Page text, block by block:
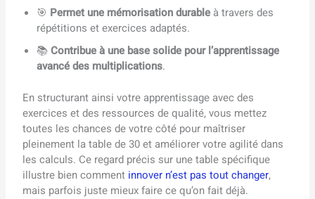
🎯 Permet une mémorisation durable à travers des
répétitions et exercices adaptés.
📚Contribue à une base solide pour l’apprentissage
avancé des multiplications.
En structurant ainsi votre apprentissage avec des
exercices et des ressources de qualité, vous mettez
toutes les chances de votre côté pour maîtriser
pleinement la table de 30 et améliorer votre agilité dans
les calculs. Ce regard précis sur une table spécifique
illustre bien comment innover n’est pas tout changer,
mais parfois juste mieux faire ce qu’on fait déjà.